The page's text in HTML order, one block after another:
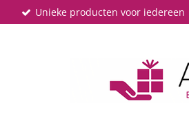
Unieke producten voor iedereen